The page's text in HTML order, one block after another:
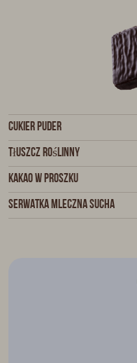
Cukier puder
tłuszcz roślinny
kakao w proszku
serwatka mleczna sucha